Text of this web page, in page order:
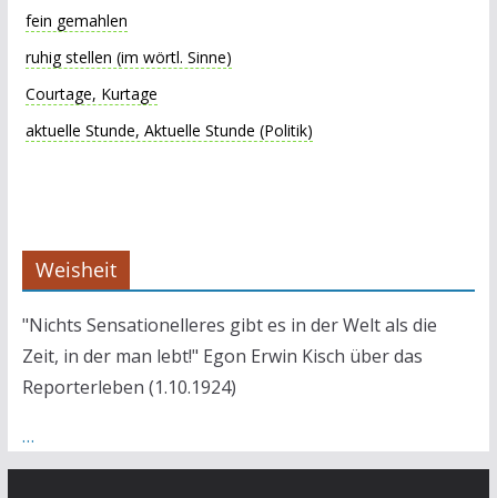
fein gemahlen
ruhig stellen (im wörtl. Sinne)
Courtage, Kurtage
aktuelle Stunde, Aktuelle Stunde (Politik)
Weisheit
"Nichts Sensationelleres gibt es in der Welt als die
Zeit, in der man lebt!" Egon Erwin Kisch über das
Reporterleben (1.10.1924)
…